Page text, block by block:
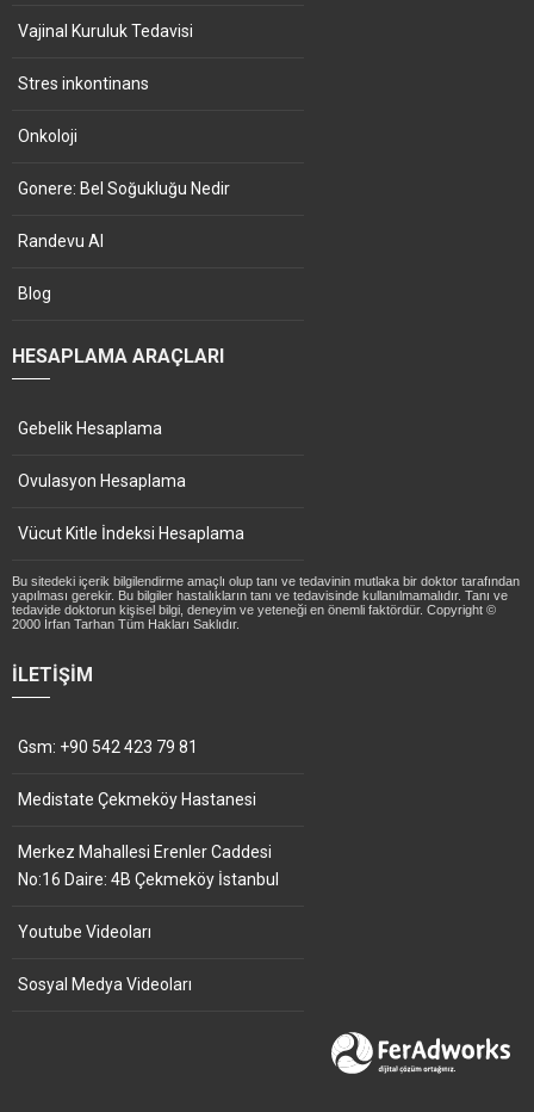
Vajinal Kuruluk Tedavisi
Stres inkontinans
Onkoloji
Gonere: Bel Soğukluğu Nedir
Randevu Al
Blog
HESAPLAMA ARAÇLARI
Gebelik Hesaplama
Ovulasyon Hesaplama
Vücut Kitle İndeksi Hesaplama
Bu sitedeki içerik bilgilendirme amaçlı olup tanı ve tedavinin mutlaka bir doktor tarafından
yapılması gerekir. Bu bilgiler hastalıkların tanı ve tedavisinde kullanılmamalıdır. Tanı ve
tedavide doktorun kişisel bilgi, deneyim ve yeteneği en önemli faktördür. Copyright ©
2000 İrfan Tarhan Tüm Hakları Saklıdır.
İLETIŞIM
Gsm: +90 542 423 79 81
Medistate Çekmeköy Hastanesi
Merkez Mahallesi Erenler Caddesi
No:16 Daire: 4B Çekmeköy İstanbul
Youtube Videoları
Sosyal Medya Videoları